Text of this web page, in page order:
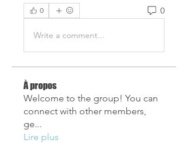
0 0
Write a comment...
À propos
Welcome to the group! You can
connect with other members,
ge...
Lire plus